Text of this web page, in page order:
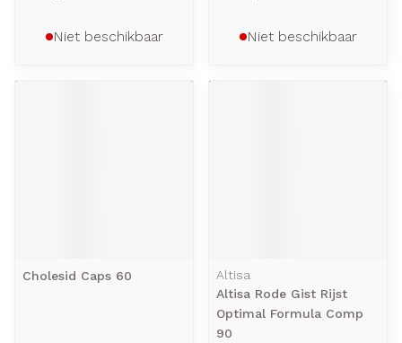
Niet beschikbaar Niet beschikbaar
Cholesid Caps 60
Altisa
Altisa Rode Gist Rijst
Optimal Formula Comp
90